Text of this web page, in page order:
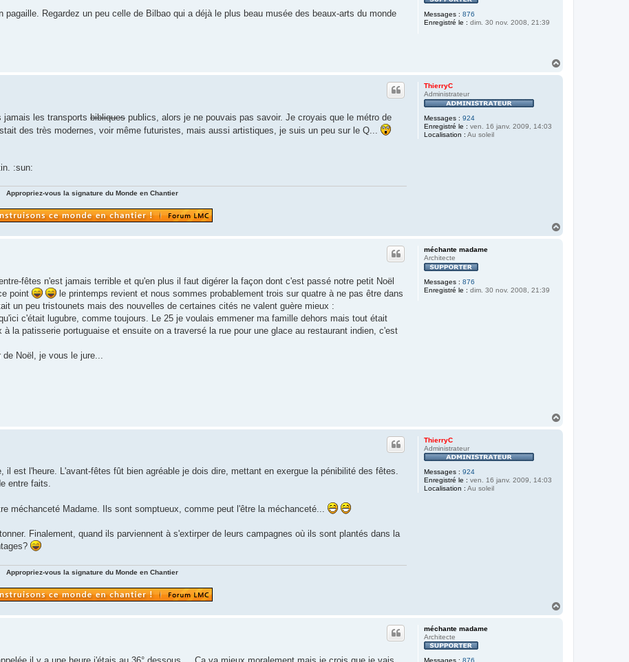
Messages : 876
Enregistré le : dim. 30 nov. 2008, 21:39
Regardez un peu celle de Bilbao qui a déjà le plus beau musée des beaux-arts du monde
ThierryC
Administrateur
Messages : 924
Enregistré le : ven. 16 janv. 2009, 14:03
Localisation : Au soleil
jamais les transports bibliques publics, alors je ne pouvais pas savoir. Je croyais que le métro de
des très modernes, voir même futuristes, mais aussi artistiques, je suis un peu sur le Q...
:sun:
Appropriez-vous la signature du Monde en Chantier
méchante madame
Architecte
Messages : 876
Enregistré le : dim. 30 nov. 2008, 21:39
fêtes n'est jamais terrible et qu'en plus il faut digérer la façon dont c'est passé notre petit Noël
point
le printemps revient et nous sommes probablement trois sur quatre à ne pas être dans
un peu tristounets mais des nouvelles de certaines cités ne valent guère mieux :
c'était lugubre, comme toujours. Le 25 je voulais emmener ma famille dehors mais tout était
la patisserie portuguaise et ensuite on a traversé la rue pour une glace au restaurant indien, c'est
Noël, je vous le jure...
ThierryC
Administrateur
Messages : 924
Enregistré le : ven. 16 janv. 2009, 14:03
Localisation : Au soleil
est l'heure. L'avant-fêtes fût bien agréable je dois dire, mettant en exergue la pénibilité des fêtes.
entre faits.
méchanceté Madame. Ils sont somptueux, comme peut l'être la méchanceté...
Finalement, quand ils parviennent à s'extirper de leurs campagnes où ils sont plantés dans la
Appropriez-vous la signature du Monde en Chantier
méchante madame
Architecte